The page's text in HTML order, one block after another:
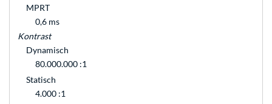
MPRT
0,6 ms
Kontrast
Dynamisch
80.000.000 :1
Statisch
4.000 :1